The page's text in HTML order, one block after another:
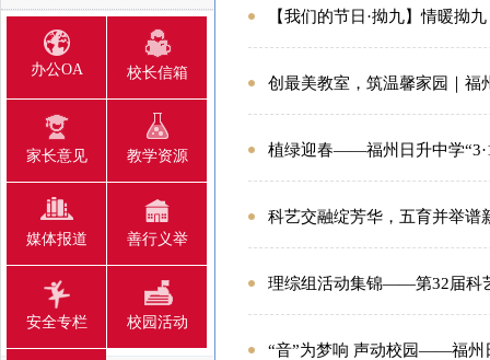
办公OA 校长信箱
家长意见 教学资源
媒体报道 善行义举
安全专栏 校园活动
【我们的节日·拗九】情暖
创最美教室，筑温馨家园｜福
植绿迎春——福州日升中学
科艺交融绽芳华，五育并举
理综组活动集锦——第32届科
“音”为梦响 声动校园——福州